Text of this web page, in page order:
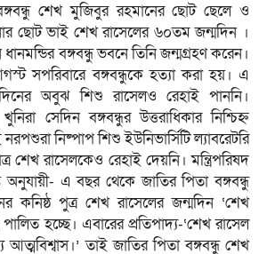
শেখ মুজিবুর রহমানের ছোট ছেলে ও
ছোট ভাই শেখ রাসেলের ৬০তম জন্মদিন ।
বঙ্গবন্ধু ভবনে তিনি জন্মগ্রহণ করেন।
সপরিবারে বঙ্গবন্ধুকে হত্যা করা হয়। এ
অবুঝ শিশু রাসেলও রেহাই পাননি।
সেদিন বঙ্গবন্ধুর উত্তরাধিকার নিশ্চিহ্ন
নিষ্পাপ শিশু ইউনিভার্সিটি ল্যাবরেটরি
শেখ রাসেলকেও রেহাই দেয়নি। মন্ত্রিপরিষদ
অনুযায়ী- এ বছর থেকে জাতির পিতা বঙ্গবন্ধু
কনিষ্ঠ পুত্র শেখ রাসেলের জন্মদিন ‘শেখ
হচ্ছে। এবারের প্রতিপাদ্য-‘শেখ রাসেল
তাই জাতির পিতা বঙ্গবন্ধু শেখ